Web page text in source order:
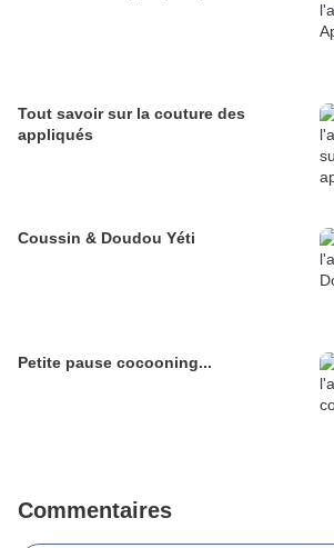
Tout savoir sur la couture des
appliqués
Coussin & Doudou Yéti
Petite pause cocooning...
Commentaires